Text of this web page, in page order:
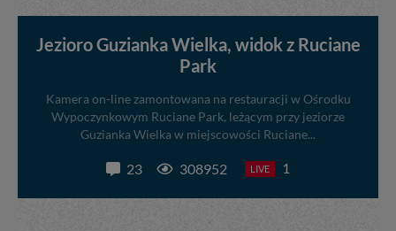
Jezioro Guzianka Wielka, widok z Ruciane
Park
Kamera on-line zamontowana na restauracji w Ośrodku
Wypoczynkowym Ruciane Park, leżącym przy jeziorze
Guzianka Wielka w miejscowości Ruciane...
23 308952 LIVE 1